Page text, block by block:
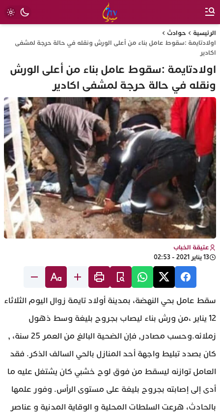
الرئيسية
حوادث
اولادتايمة :سقوط عامل بناء من أعلى الورش ونقله في حالة حرجة لمشفى
اكادير
اولادتايمة :سقوط عامل بناء من أعلى الورش
ونقله في حالة حرجة لمشفى اكادير
عتيقة الخباب
13 يناير 2021 - 02:53
سقط عامل بحي النهضة، بمدينة أولاد تايمة زوال اليوم الثلاثاء
12 يناير ،من ورش بناء ليصاب بجروح بليغة وسط ذهول
زملائه.وحسب مصادر, فإن الضحية البالغ من العمر 25 سنة، ,
كان بصدد تبليط واجهة أحد المنازل بالحي السالف الذكر. فقد
العامل توازنه ليسقط من فوق لوح خشبي كان يشتغل عليه ما
أدى إلى إصابته بجروح بليغة على مستوى الرأس. وفور علمها
بالحادث، هرعت السلطات المحلية و الوقاية المدنية و عناصر